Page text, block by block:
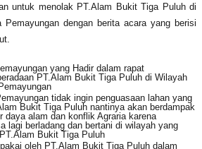
untuk menolak PT.Alam Bukit Tiga Puluh di
Pemayungan dengan berita acara yang berisi
yang Hadir dalam rapat
PT.Alam Bukit Tiga Puluh di Wilayah
tidak ingin penguasaan lahan yang
Bukit Tiga Puluh nantinya akan berdampak
daya alam dan konflik Agraria karena
lagi berladang dan bertani di wilayah yang
Bukit Tiga Puluh
oleh PT.Alam Bukit Tiga Puluh dalam